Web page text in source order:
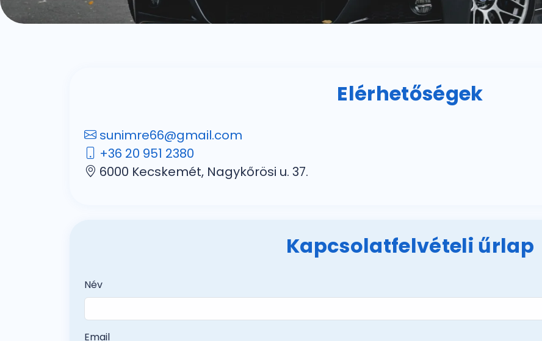
Elérhetőségek
sunimre66@gmail.com
+36 20 951 2380
6000 Kecskemét, Nagykőrösi u. 37.
Kapcsolatfelvételi űrlap
Név
Email